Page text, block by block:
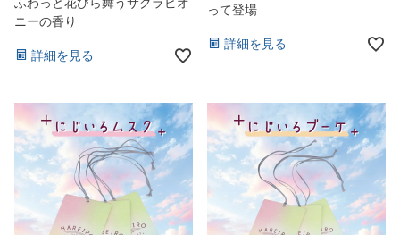
ニーの香り
詳細を見る
って登場
詳細を見る